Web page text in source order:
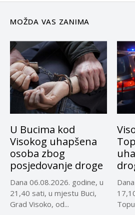
MOŽDA VAS ZANIMA
U Bucima kod
Visokog uhapšena
osoba zbog
posjedovanje droge
Dana 06.08.2026. godine, u
21,40 sati, u mjestu Buci,
Grad Visoko, od...